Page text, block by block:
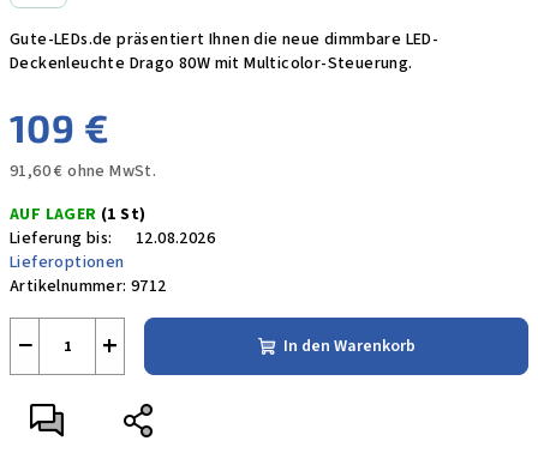
Gute-LEDs.de präsentiert Ihnen die neue dimmbare LED-
Deckenleuchte Drago 80W mit Multicolor-Steuerung.
109 €
91,60 € ohne MwSt.
AUF LAGER (1 St)
Lieferung bis:
12.08.2026
Lieferoptionen
Artikelnummer: 9712
+
− In den Warenkorb